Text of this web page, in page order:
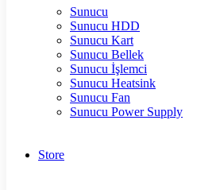
Sunucu
Sunucu HDD
Sunucu Kart
Sunucu Bellek
Sunucu İşlemci
Sunucu Heatsink
Sunucu Fan
Sunucu Power Supply
Store